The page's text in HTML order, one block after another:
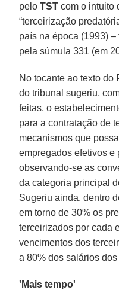
peloTST com o intuito
“terceirização
país na época (1993)
pela súmula 331 (em
No tocante ao texto do
do tribunal sugeriu,
feitas, o
para a contratação de
mecanismos que
empregados efetivos e
observando-se as
da categoria principal
Sugeriu ainda, dentro
em torno de 30% os
terceirizados por cada
vencimentos dos
a 80% dos salários
'Mais tempo'